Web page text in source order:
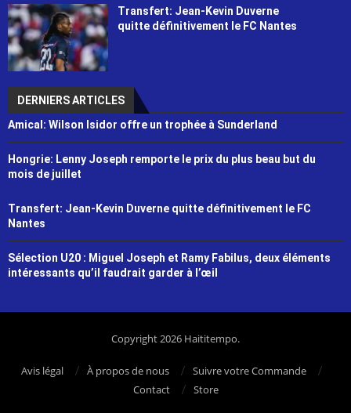
Transfert: Jean-Kevin Duverne
quitte définitivement le FC Nantes
DERNIERS ARTICLES
Amical: Wilson Isidor offre un trophée à Sunderland
Hongrie: Lenny Joseph remporte le prix du plus beau but du
mois de juillet
Transfert: Jean-Kevin Duverne quitte définitivement le FC
Nantes
Sélection U20 : Miguel Joseph et Ramy Fabilus, deux éléments
intéressants qu’il faudrait garder à l’œil
Copyright 2026 Haititempo.
Avis légal À propos de nous
Suivre votre Commande
Contact
Store